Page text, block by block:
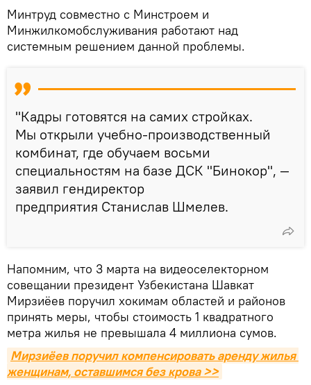
Минтруд совместно с Минстроем и
Минжилкомобслуживания работают над
системным решением данной проблемы.
"Кадры готовятся на самих стройках.
Мы открыли учебно-производственный
комбинат, где обучаем восьми
специальностям на базе ДСК "Бинокор", —
заявил гендиректор
предприятия Станислав Шмелев.
Напомним, что 3 марта на видеоселекторном
совещании президент Узбекистана Шавкат
Мирзиёев поручил хокимам областей и районов
принять меры, чтобы стоимость 1 квадратного
метра жилья не превышала 4 миллиона сумов.
Мирзиёев поручил компенсировать аренду жилья
женщинам, оставшимся без крова >>